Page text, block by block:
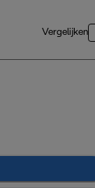
Vergelijken